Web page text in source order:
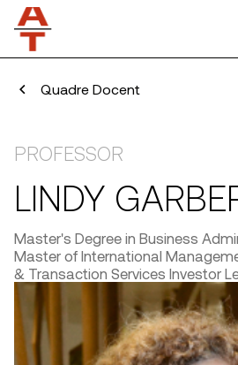
Quadre Docent
PROFESSOR
LINDY
Master's Degree in Business
Master of International
& Transaction Services Investor